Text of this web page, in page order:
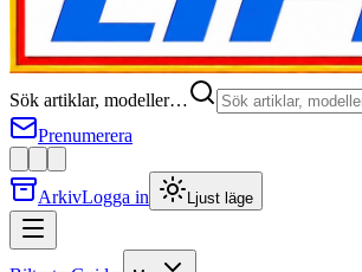
Sök artiklar, modeller…
Prenumerera
ArkivLogga in Ljust läge